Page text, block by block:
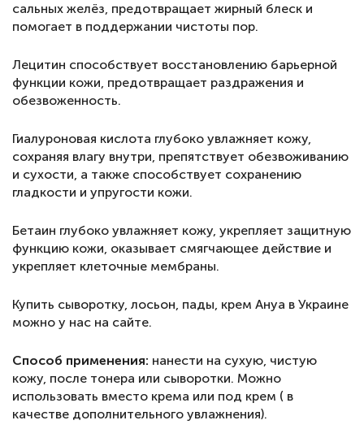
сальных желёз, предотвращает жирный блеск и
помогает в поддержании чистоты пор.
Лецитин способствует восстановлению барьерной
функции кожи, предотвращает раздражения и
обезвоженность.
Гиалуроновая кислота глубоко увлажняет кожу,
сохраняя влагу внутри, препятствует обезвоживанию
и сухости, а также способствует сохранению
гладкости и упругости кожи.
Бетаин глубоко увлажняет кожу, укрепляет защитную
функцию кожи, оказывает смягчающее действие и
укрепляет клеточные мембраны.
Купить сыворотку, лосьон, пады, крем Ануа в Украине
можно у нас на сайте.
Способ применения: нанести на сухую, чистую
кожу, после тонера или сыворотки. Можно
использовать вместо крема или под крем ( в
качестве дополнительного увлажнения).